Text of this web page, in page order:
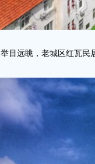
举目远眺，老城区红瓦民